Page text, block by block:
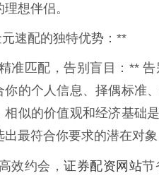
理想伴侣。
速配的独特优势：**
准匹配，告别盲目：**
你的个人信息、择偶标准
相似的价值观和经济基础
出最符合你要求的潜在对
效约会，证券配资网站节